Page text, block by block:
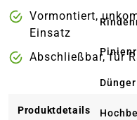
Dünger
Vormontiert,
Einsatz
Abschließbar, für
Produktdetails